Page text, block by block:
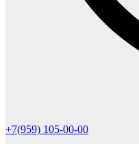
+7(959) 105-00-00